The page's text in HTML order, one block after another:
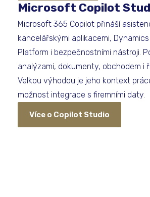
Microsoft Copilot
Microsoft 365 Copilot přináší
kancelářskými aplikacemi,
Platform i bezpečnostními nástroji.
analýzami, dokumenty, obchodem i
Velkou výhodou je jeho kontext
možnost integrace s firemními daty.
Více o Copilot Studio